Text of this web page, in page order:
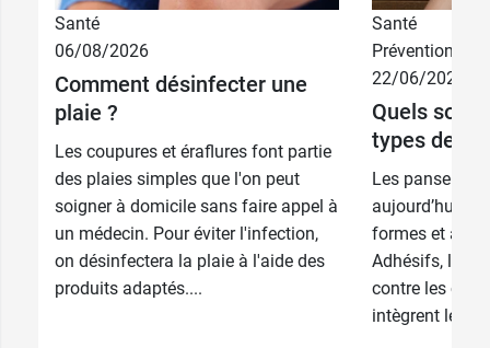
4 m
1,29 €
Blanc - 10 cm
x 4 m
Bleu - 4 cm x
4 m
Bleu - 6 cm x
4 m
2,99 €
Bleu - 8 cm x
2,99 €
5 cm x 4 m 0,75 €
7 cm x 4 m 0,95 €
10 cm x 4 m 1,25 €
15 cm x 4 m 1,65 €
Santé
06/08/2026
Comment désinfecter une
plaie ?
Les coupures et éraflures font partie
des plaies simples que l'on peut
soigner à domicile sans faire appel à
un médecin. Pour éviter l'infection,
on désinfectera la plaie à l'aide des
produits adaptés....
Santé
Prévention
22/06/2026
Quels sont
types de
Les
aujourd’hui de
formes et à
Adhésifs,
contre les cors
intègrent les